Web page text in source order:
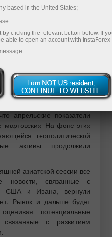
показал сильный рост
рисковых активов. Все
на Ближнем Востоке.
снизился на фоне
по рынку труда и
Несмотря на рост
секторе
апрельские показатели
мартовских. На фоне этих
геополитической
активы продолжили
азиатской сессии все
новости, связанные с
США и Ирана, вернули
Рынок и дальше будет
потенциальные
с развитием
based in the United States;
clicking the relevant button below. If
able to open an account with InstaForex